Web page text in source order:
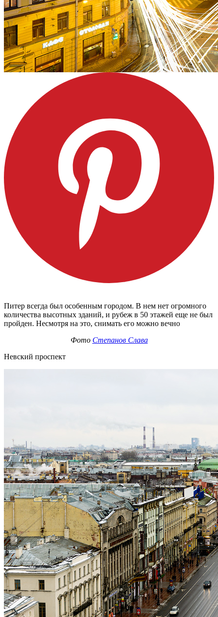
Питер всегда был особенным городом. В нем нет огромного
количества высотных зданий, и рубеж в 50 этажей еще не был
пройден. Несмотря на это, снимать его можно вечно
Фото Степанов Слава
Невский проспект